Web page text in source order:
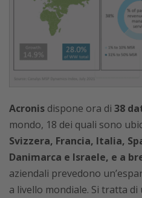
Acronis dispone ora di 38
mondo, 18 dei quali sono
Svizzera, Francia, Italia,
Danimarca e Israele, e a
aziendali prevedono
a livello mondiale. Si tratta